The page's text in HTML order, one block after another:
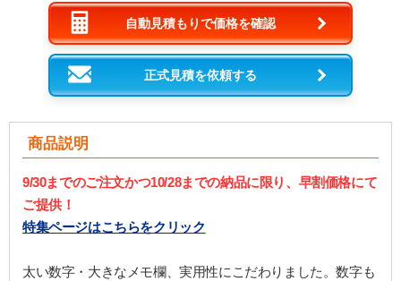
自動見積もりで価格を確認
正式見積を依頼する
商品説明
9/30までのご注文かつ10/28までの納品に限り、早割価格にて
ご提供！
特集ページはこちらをクリック
太い数字・大きなメモ欄、実用性にこだわりました。数字も